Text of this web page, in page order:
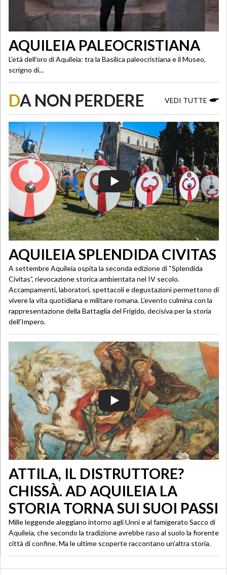
AQUILEIA PALEOCRISTIANA
L’età dell’oro di Aquileia: tra la Basilica paleocristiana e il Museo,
scrigno di...
DA NON PERDERE VEDI TUTTE
AQUILEIA SPLENDIDA CIVITAS
A settembre Aquileia ospita la seconda edizione di “Splendida
Civitas”, rievocazione storica ambientata nel IV secolo.
Accampamenti, laboratori, spettacoli e degustazioni permettono di
vivere la vita quotidiana e militare romana. L’evento culmina con la
rappresentazione della Battaglia del Frigido, decisiva per la storia
dell’Impero.
ATTILA, IL DISTRUTTORE?
CHISSÀ. AD AQUILEIA LA
STORIA TORNA SUI SUOI PASSI
Mille leggende aleggiano intorno agli Unni e al famigerato Sacco di
Aquileia, che secondo la tradizione avrebbe raso al suolo la fiorente
città di confine. Ma le ultime scoperte raccontano un’altra storia.